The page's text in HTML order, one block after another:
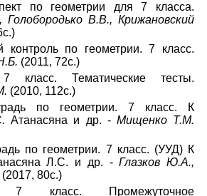
по геометрии для 7 класса.
В.В., Крижановский
контроль по геометрии. 7 класс.
(2011, 72с.)
7 класс. Тематические тесты.
(2010, 112с.)
по геометрии. 7 класс. К
Атанасяна и др. - Мищенко Т.М.
по геометрии. 7 класс. (УУД) К
Л.С. и др. -Глазков Ю.А.,
(2017, 80с.)
7 класс. Промежуточное